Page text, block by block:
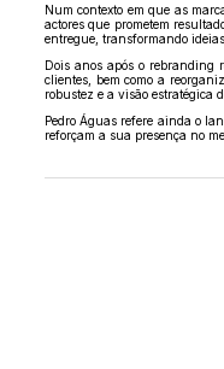
Num contexto em que as
actores que prometem
entregue, transformando
Dois anos após o rebranding
clientes, bem como a
robustez e a visão estratégica
Pedro Águas refere ainda o
reforçam a sua presença no